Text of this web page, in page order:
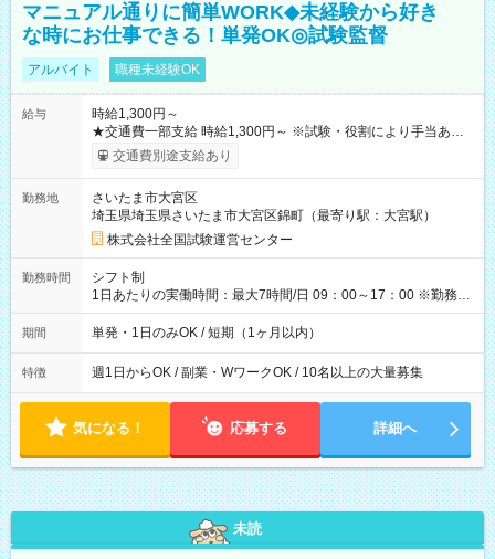
マニュアル通りに簡単WORK◆未経験から好き
な時にお仕事できる！単発OK◎試験監督
アルバイト 職種未経験OK
給与
時給1,300円～
★交通費一部支給 時給1,300円～ ※試験・役割により手当あり
※勤務回数により昇給あり 【即給（前払い）オプションあ
り！】 希望される場合、勤務から1週間ほどで給与の一部を受け
例】 ・河合塾模擬試験 8:30～17:30（休憩1時間） 時給1,300円
×8時間＝日収10,400円＋交通費 ※当日の役割により時給＋100
円の場合あり ・国家試験 7:00～13:30（休憩なし） 時給1,300
円（役割手当＋100円）×6時間＝日収8,400円＋交通費 【試用期
間】試用期間なし
交通費別途支給あり
勤務地
さいたま市大宮区
埼玉県埼玉県さいたま市大宮区錦町（最寄り駅：大宮駅）
株式会社全国試験運営センター
勤務時間
シフト制
1日あたりの実働時間：最大7時間/日 09：00～17：00 ※勤務時
間は 試験により異なります。
期間 単発・1日のみOK / 短期（1ヶ月以内）
特徴 週1日からOK / 副業・WワークOK / 10名以上の大量募集
気になる！ 応募する 詳細へ
未読